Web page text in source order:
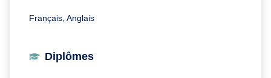
Français, Anglais
Diplômes